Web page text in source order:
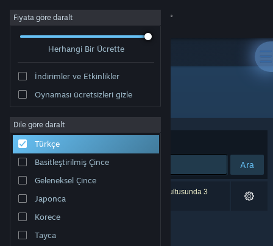
Giriş yap
Hakkında
Destek
Dili değiştir
Steam mobil uygulamasını yükle
Masaüstü internet sitesini görüntüle
Fiyata göre daralt
Herhangi Bir Ücrette
İndirimler ve Etkinlikler
Oynaması ücretsizleri gizle
Dile göre daralt
Türkçe
Basitleştirilmiş Çince
Geleneksel Çince
Japonca
Korece
Tayca
Geliştirici: Luski Game Studio
Sırala Uygunluk
Ara
0 sonuç aramanızla eşleşiyor. Tercihleriniz doğrultusunda 3
ürün dâhil edilmedi.